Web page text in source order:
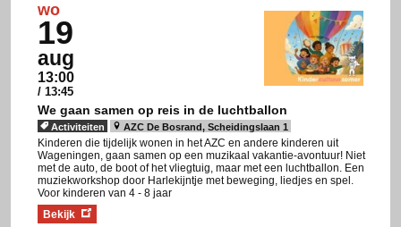
wo
19
aug
13:00
/ 13:45
We gaan samen op reis in de luchtballon
Activiteiten AZC De Bosrand, Scheidingslaan 1
Kinderen die tijdelijk wonen in het AZC en andere kinderen uit
Wageningen, gaan samen op een muzikaal vakantie-avontuur! Niet
met de auto, de boot of het vliegtuig, maar met een luchtballon. Een
muziekworkshop door Harlekijntje met beweging, liedjes en spel.
Voor kinderen van 4 - 8 jaar
Bekijk